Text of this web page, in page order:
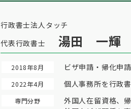
行政書士法人タッチ
代表行政書士
湯田 一輝
2018年8月 ビザ申請・帰化申
2022年4月 個人事務所を行政
専門分野
外国人在留資格、